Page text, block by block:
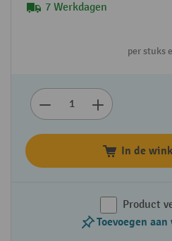
7 Werkdagen
per stuks
In de
Product
Toevoegen